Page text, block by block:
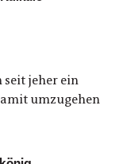
seit jeher ein
umzugehen